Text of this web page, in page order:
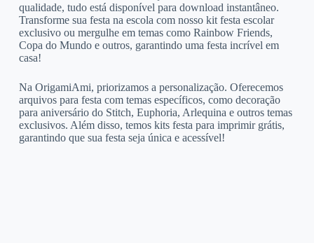
qualidade, tudo está disponível para download instantâneo.
Transforme sua festa na escola com nosso kit festa escolar
exclusivo ou mergulhe em temas como Rainbow Friends,
Copa do Mundo e outros, garantindo uma festa incrível em
casa!
Na OrigamiAmi, priorizamos a personalização. Oferecemos
arquivos para festa com temas específicos, como decoração
para aniversário do Stitch, Euphoria, Arlequina e outros temas
exclusivos. Além disso, temos kits festa para imprimir grátis,
garantindo que sua festa seja única e acessível!